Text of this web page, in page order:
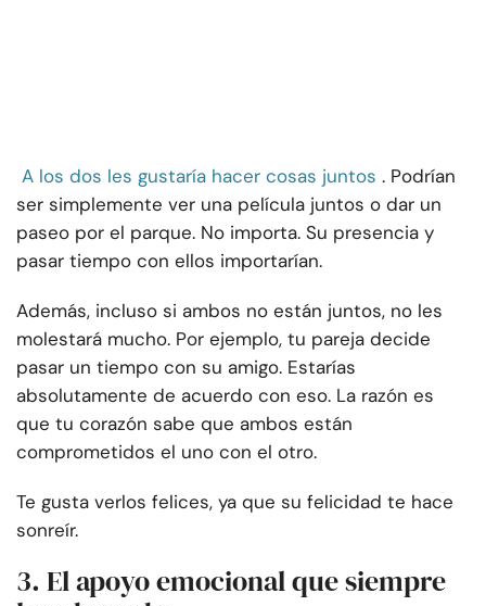
A los dos les gustaría hacer cosas juntos . Podrían
ser simplemente ver una película juntos o dar un
paseo por el parque. No importa. Su presencia y
pasar tiempo con ellos importarían.
Además, incluso si ambos no están juntos, no les
molestará mucho. Por ejemplo, tu pareja decide
pasar un tiempo con su amigo. Estarías
absolutamente de acuerdo con eso. La razón es
que tu corazón sabe que ambos están
comprometidos el uno con el otro.
Te gusta verlos felices, ya que su felicidad te hace
sonreír.
3. El apoyo emocional que siempre